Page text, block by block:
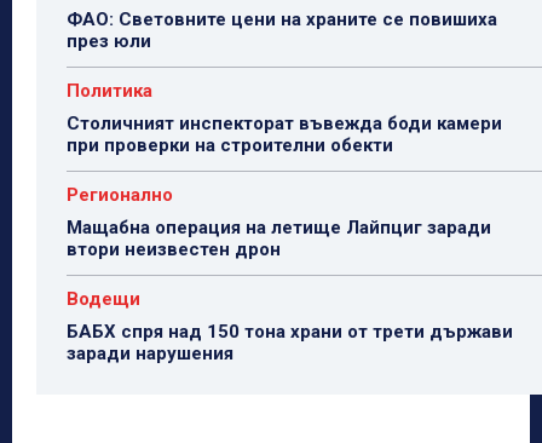
ФАО: Световните цени на храните се повишиха
през юли
Политика
Столичният инспекторат въвежда боди камери
при проверки на строителни обекти
Регионално
Мащабна операция на летище Лайпциг заради
втори неизвестен дрон
Водещи
БАБХ спря над 150 тона храни от трети държави
заради нарушения